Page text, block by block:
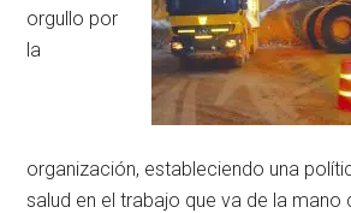
orgullo por
la
organización, estableciendo una
salud en el trabajo que va de la mano